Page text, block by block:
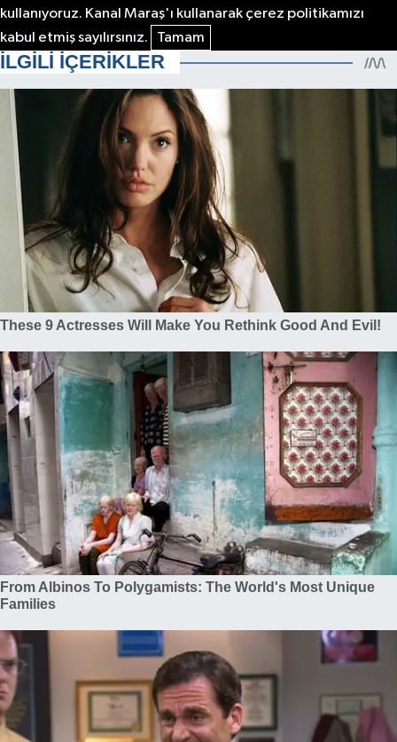
kullanıyoruz. Kanal Maraş'ı kullanarak çerez politikamızı
kabul etmiş sayılırsınız.
Tamam